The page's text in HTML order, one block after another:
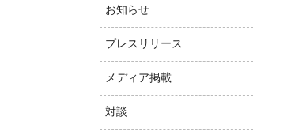
お知らせ
プレスリリース
メディア掲載
対談